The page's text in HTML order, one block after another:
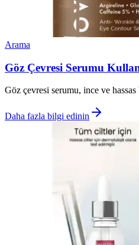
Arama
Göz Çevresi Serumu
Göz çevresi serumu, ince ve
Daha fazla bilgi edinin